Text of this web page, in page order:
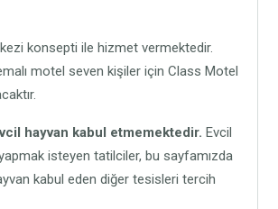
konsepti ile hizmet vermektedir.
motel seven kişiler için Class Motel
hayvan kabul etmemektedir. Evcil
isteyen tatilciler, bu sayfamızda
kabul eden diğer tesisleri tercih